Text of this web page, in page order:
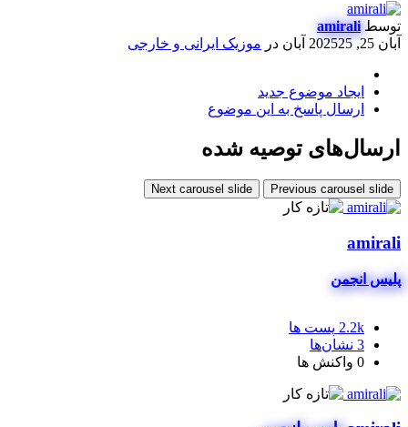
توسطamirali
آبان 25, 2025
25 آبان در موزیک ایرانی و خارجی
ایجاد موضوع جدید
ارسال پاسخ به این موضوع
ارسال‌های توصیه شده
Previous carousel slide
Next carousel slide
amirali
پلیس انجمن
2.2k پست ها
3 نشان‌ها
0 واکنش ها